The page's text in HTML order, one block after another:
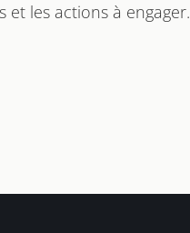
les actions à engager.